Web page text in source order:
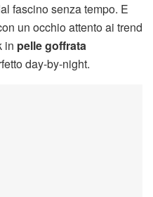
fascino senza tempo. E
un occhio attento ai trend
in pelle goffrata
day-by-night.